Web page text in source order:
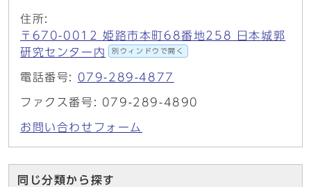
住所:
〒670-0012 姫路市本町68番地258 日本城郭
研究センター内
別ウィンドウで開く
電話番号: 079-289-4877
ファクス番号: 079-289-4890
お問い合わせフォーム
同じ分類から探す